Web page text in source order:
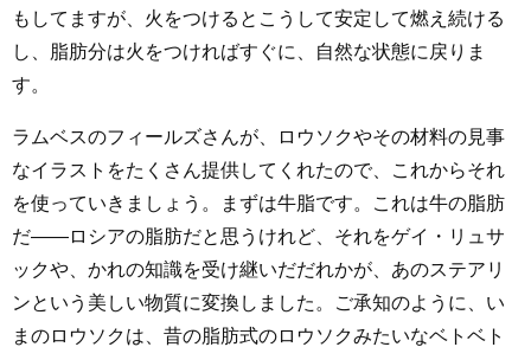
もしてますが、火をつけるとこうして安定して燃え続ける
し、脂肪分は火をつければすぐに、自然な状態に戻りま
す。
ラムベスのフィールズさんが、ロウソクやその材料の見事
なイラストをたくさん提供してくれたので、これからそれ
を使っていきましょう。まずは牛脂です。これは牛の脂肪
だ――ロシアの脂肪だと思うけれど、それをゲイ・リュサ
ックや、かれの知識を受け継いだだれかが、あのステアリ
ンという美しい物質に変換しました。ご承知のように、い
まのロウソクは、昔の脂肪式のロウソクみたいなベトベト